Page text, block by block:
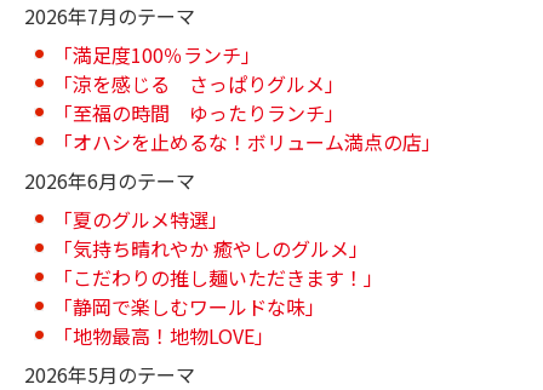
2026年7月のテーマ
「満足度100％ランチ」
「涼を感じる さっぱりグルメ」
「至福の時間 ゆったりランチ」
「オハシを止めるな！ボリューム満点の店」
2026年6月のテーマ
「夏のグルメ特選」
「気持ち晴れやか 癒やしのグルメ」
「こだわりの推し麺いただきます！」
「静岡で楽しむワールドな味」
「地物最高！地物LOVE」
2026年5月のテーマ